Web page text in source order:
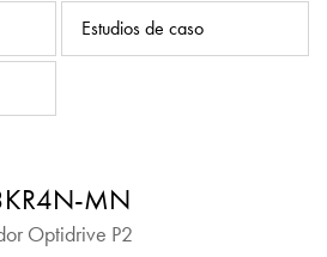
Estudios de caso
MN
Optidrive P2
Contacto